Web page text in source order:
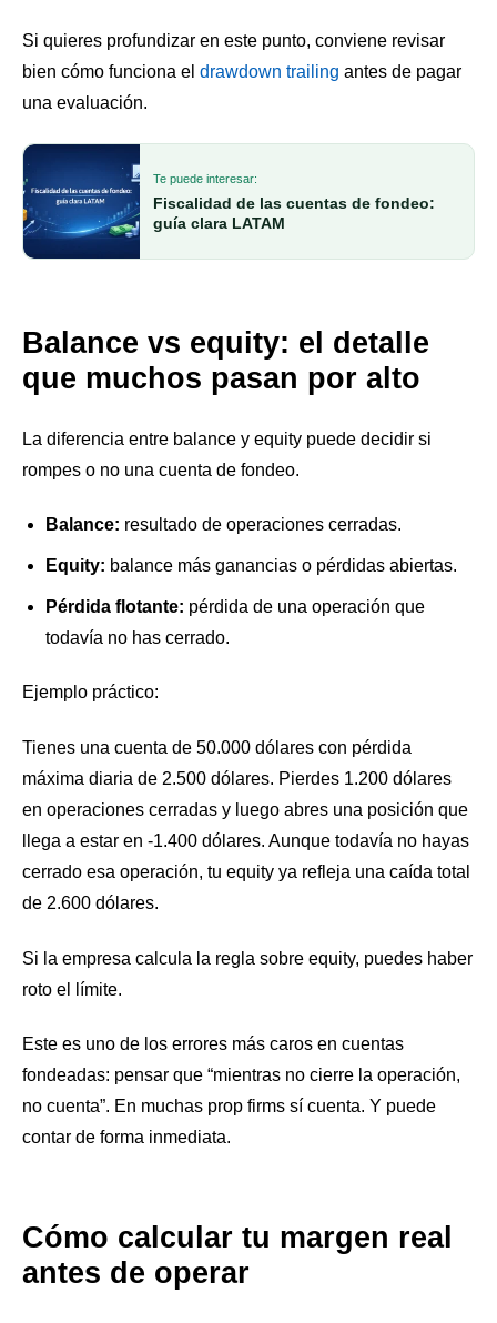
Si quieres profundizar en este punto, conviene revisar
bien cómo funciona el drawdown trailing antes de pagar
una evaluación.
Te puede interesar:
Fiscalidad de las cuentas de fondeo:
guía clara LATAM
Balance vs equity: el detalle
que muchos pasan por alto
La diferencia entre balance y equity puede decidir si
rompes o no una cuenta de fondeo.
Balance: resultado de operaciones cerradas.
Equity: balance más ganancias o pérdidas abiertas.
Pérdida flotante: pérdida de una operación que
todavía no has cerrado.
Ejemplo práctico:
Tienes una cuenta de 50.000 dólares con pérdida
máxima diaria de 2.500 dólares. Pierdes 1.200 dólares
en operaciones cerradas y luego abres una posición que
llega a estar en -1.400 dólares. Aunque todavía no hayas
cerrado esa operación, tu equity ya refleja una caída total
de 2.600 dólares.
Si la empresa calcula la regla sobre equity, puedes haber
roto el límite.
Este es uno de los errores más caros en cuentas
fondeadas: pensar que “mientras no cierre la operación,
no cuenta”. En muchas prop firms sí cuenta. Y puede
contar de forma inmediata.
Cómo calcular tu margen real
antes de operar